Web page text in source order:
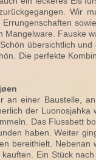
Wir
Mangelware. Fauske
übersichtlich
Die perfekte
an einer Baustelle,
der
Das Flussbett
haben. Weiter
bereithielt.
Ein Stück